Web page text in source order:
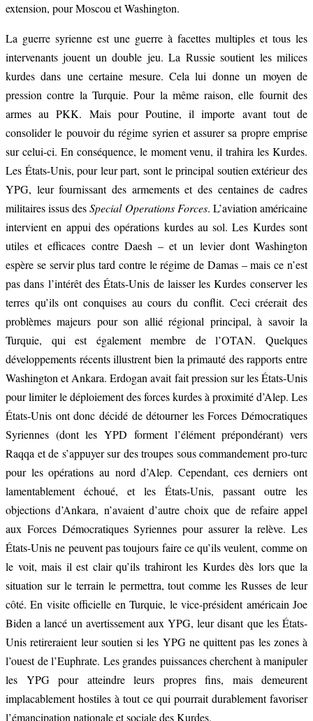
extension, pour Moscou et Washington.
La guerre syrienne est une guerre à facettes multiples et tous les
intervenants jouent un double jeu. La Russie soutient les milices
kurdes dans une certaine mesure. Cela lui donne un moyen de
pression contre la Turquie. Pour la même raison, elle fournit des
armes au PKK. Mais pour Poutine, il importe avant tout de
consolider le pouvoir du régime syrien et assurer sa propre emprise
sur celui-ci. En conséquence, le moment venu, il trahira les Kurdes.
Les États-Unis, pour leur part, sont le principal soutien extérieur des
YPG, leur fournissant des armements et des centaines de cadres
militaires issus desSpecial Operations Forces. L’aviation américaine
intervient en appui des opérations kurdes au sol. Les Kurdes sont
utiles et efficaces contre Daesh – et un levier dont Washington
espère se servir plus tard contre le régime de Damas – mais ce n’est
pas dans l’intérêt des États-Unis de laisser les Kurdes conserver les
terres qu’ils ont conquises au cours du conflit. Ceci créerait des
problèmes majeurs pour son allié régional principal, à savoir la
Turquie, qui est également membre de l’OTAN. Quelques
développements récents illustrent bien la primauté des rapports entre
Washington et Ankara. Erdogan avait fait pression sur les États-Unis
pour limiter le déploiement des forces kurdes à proximité d’Alep. Les
États-Unis ont donc décidé de détourner les Forces Démocratiques
Syriennes (dont les YPD forment l’élément prépondérant) vers
Raqqa et de s’appuyer sur des troupes sous commandement pro-turc
pour les opérations au nord d’Alep. Cependant, ces derniers ont
lamentablement échoué, et les États-Unis, passant outre les
objections d’Ankara, n’avaient d’autre choix que de refaire appel
aux Forces Démocratiques Syriennes pour assurer la relève. Les
États-Unis ne peuvent pas toujours faire ce qu’ils veulent, comme on
le voit, mais il est clair qu’ils trahiront les Kurdes dès lors que la
situation sur le terrain le permettra, tout comme les Russes de leur
côté. En visite officielle en Turquie, le vice-président américain Joe
Biden a lancé un avertissement aux YPG, leur disant que les États-
Unis retireraient leur soutien si les YPG ne quittent pas les zones à
l’ouest de l’Euphrate. Les grandes puissances cherchent à manipuler
les YPG pour atteindre leurs propres fins, mais demeurent
implacablement hostiles à tout ce qui pourrait durablement favoriser
l’émancipation nationale et sociale des Kurdes.